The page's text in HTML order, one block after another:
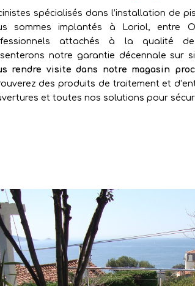
spécialisés dans l’installation de
sommes implantés à Loriol, entre
attachés à la qualité
notre garantie décennale sur
rendre visite dans notre magasin
des produits de traitement et
et toutes nos solutions pour